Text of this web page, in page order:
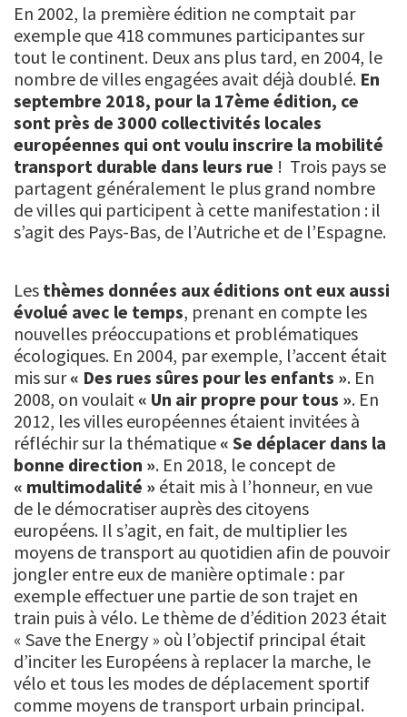
En 2002, la première édition ne comptait par
exemple que 418 communes participantes sur
tout le continent. Deux ans plus tard, en 2004, le
nombre de villes engagées avait déjà doublé. En
septembre 2018, pour la 17ème édition, ce
sont près de 3000 collectivités locales
européennes qui ont voulu inscrire la mobilité
transport durable dans leurs rue ! Trois pays se
partagent généralement le plus grand nombre
de villes qui participent à cette manifestation : il
s’agit des Pays-Bas, de l’Autriche et de l’Espagne.
Les thèmes données aux éditions ont eux aussi
évolué avec le temps, prenant en compte les
nouvelles préoccupations et problématiques
écologiques. En 2004, par exemple, l’accent était
mis sur« Des rues sûres pour les enfants ». En
2008, on voulait « Un air propre pour tous ». En
2012, les villes européennes étaient invitées à
réfléchir sur la thématique « Se déplacer dans la
bonne direction ». En 2018, le concept de
« multimodalité » était mis à l’honneur, en vue
de le démocratiser auprès des citoyens
européens. Il s’agit, en fait, de multiplier les
moyens de transport au quotidien afin de pouvoir
jongler entre eux de manière optimale : par
exemple effectuer une partie de son trajet en
train puis à vélo. Le thème de d’édition 2023 était
« Save the Energy » où l’objectif principal était
d’inciter les Européens à replacer la marche, le
vélo et tous les modes de déplacement sportif
comme moyens de transport urbain principal.